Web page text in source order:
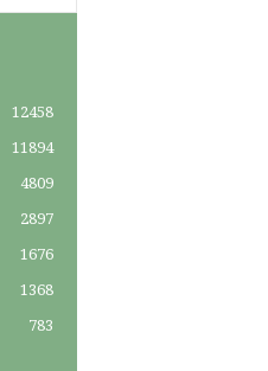
12458
11894
4809
2897
1676
1368
783